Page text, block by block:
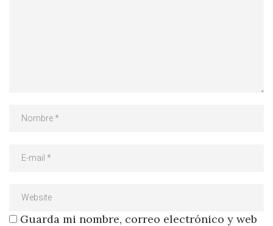
Guarda mi nombre, correo electrónico y web